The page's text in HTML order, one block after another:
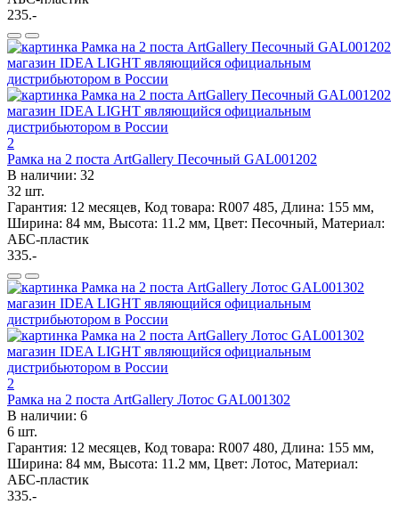
235.-
2
Рамка на 2 поста ArtGallery Песочный GAL001202
В наличии: 32
32 шт.
Гарантия: 12 месяцев, Код товара: R007 485, Длина: 155 мм,
Ширина: 84 мм, Высота: 11.2 мм, Цвет: Песочный, Материал:
АБС-пластик
335.-
2
Рамка на 2 поста ArtGallery Лотос GAL001302
В наличии: 6
6 шт.
Гарантия: 12 месяцев, Код товара: R007 480, Длина: 155 мм,
Ширина: 84 мм, Высота: 11.2 мм, Цвет: Лотос, Материал:
АБС-пластик
335.-